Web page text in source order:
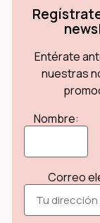
Entérate
nuestras
Nombre:
Correo